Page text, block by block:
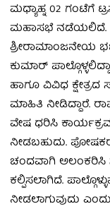
ಮಧ್ಯಾಹ್ನ 02 ಗಂಟೆಗೆ
ಮಹಾಸಭೆ ನಡೆಯಲಿದೆ.
ಶ್ರೀರಾಮಾಂಜನೇಯ
ಕುಮಾರ್‌
ಹಾಗೂ ವಿವಿಧ ಕ್ಷೇತ್ರದ
ಮಾಹಿತಿ ನೀಡಿದ್ದಾರೆ.
ವೇಷ ಧರಿಸಿ
ನೀಡಬಹುದು.
ಚಂದವಾಗಿ ಅಲಂಕರಿಸಿ
ಕಲ್ಪಿಸಲಾಗಿದೆ.
ನೀಡಲಾಗುವುದು